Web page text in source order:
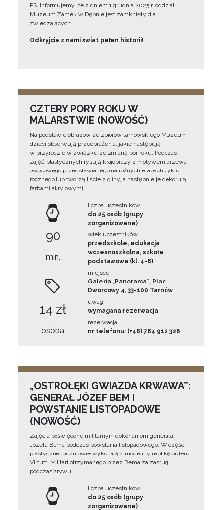
PS. Informujemy, że z dniem 1 grudnia 2025 r. oddział
Muzeum Zamek w Dębnie jest zamknięty dla
zwiedzających.
Odkryjcie z nami świat pełen historii!
CZTERY PORY ROKU W
MALARSTWIE (NOWOŚĆ)
Na podstawie obrazów ze zbiorów tarnowskiego Muzeum
dzieci obserwują przeobrażenia, jakie następują
w przyrodzie w związku ze zmianą pór roku. Podczas
zajęć plastycznych rysują krajobrazy z motywem drzewa
owocowego przedstawianego na różnych etapach cyklu
rocznego lub tworzą liście z gliny, a następnie je dekorują
farbami akrylowymi.
90
min.
14 zł
osoba
liczba uczestników
do 25 osób (grupy
zorganizowane)
wiek uczestników
przedszkole, edukacja
wczesnoszkolna, szkoła
podstawowa (kl. 4-8)
miejsce
Galeria „Panorama”, Plac
Dworcowy 4, 33-100 Tarnów
uwagi
wymagana rezerwacja
rezerwacja
nr telefonu: (+48) 784 912 326
„OSTROŁĘKI GWIAZDA KRWAWA”:
GENERAŁ JÓZEF BEM I
POWSTANIE LISTOPADOWE
(NOWOŚĆ)
Zajęcia poświęcone militarnym dokonaniom generała
Józefa Bema podczas powstania listopadowego. W części
plastycznej uczniowie wykonają z modeliny replikę orderu
Virtutti Militari otrzymanego przez Bema za zasługi
podczas zrywu.
liczba uczestników
do 25 osób (grupy
zorganizowane)